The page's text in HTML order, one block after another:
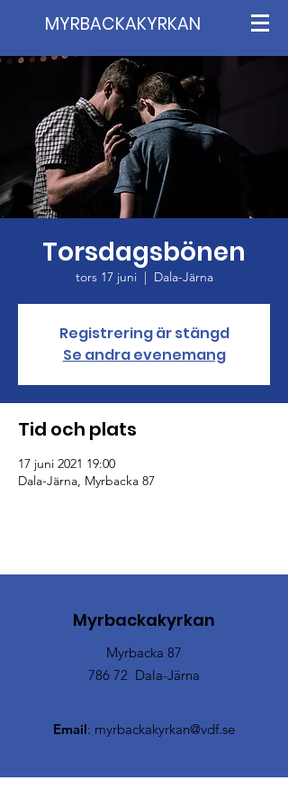
MYRBACKAKYRKAN
Torsdagsbönen
tors 17 juni
  |
Dala-Järna
Registrering är stängd
Se andra evenemang
Tid och plats
17 juni 2021 19:00
Dala-Järna, Myrbacka 87
Myrbackakyrkan
Myrbacka 87
786 72 Dala-Järna
Email: myrbackakyrkan@vdf.se